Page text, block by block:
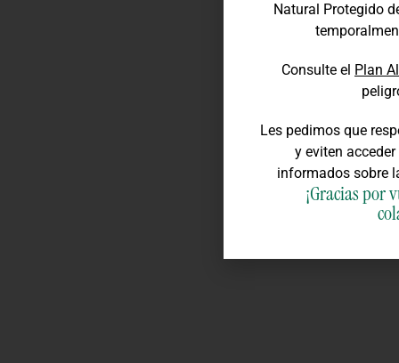
Natural Protegido
Consulte el Plan
Les pedimos que
y eviten
informados sobre
¡Gracias por